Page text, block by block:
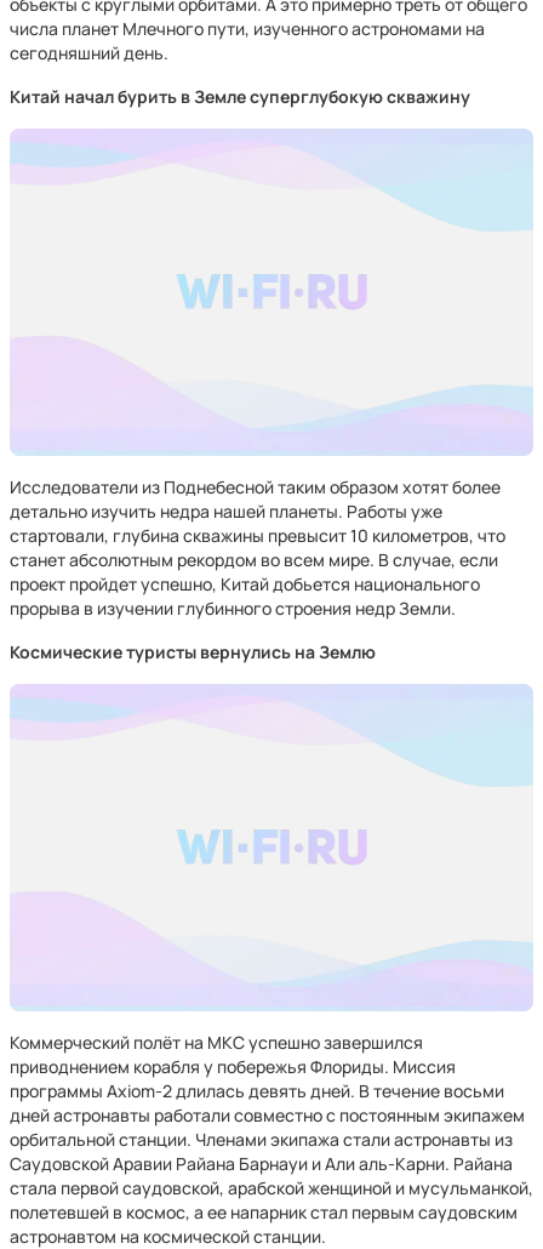
числа планет Млечного пути, изученного астрономами на
сегодняшний день.
Китай начал бурить в Земле суперглубокую скважину
Исследователи из Поднебесной таким образом хотят более
детально изучить недра нашей планеты. Работы уже
стартовали, глубина скважины превысит 10 километров, что
станет абсолютным рекордом во всем мире. В случае, если
проект пройдет успешно, Китай добьется национального
прорыва в изучении глубинного строения недр Земли.
Космические туристы вернулись на Землю
Коммерческий полёт на МКС успешно завершился
приводнением корабля у побережья Флориды. Миссия
программы Axiom-2 длилась девять дней. В течение восьми
дней астронавты работали совместно с постоянным экипажем
орбитальной станции. Членами экипажа стали астронавты из
Саудовской Аравии Райана Барнауи и Али аль-Карни. Райана
стала первой саудовской, арабской женщиной и мусульманкой,
полетевшей в космос, а ее напарник стал первым саудовским
астронавтом на космической станции.